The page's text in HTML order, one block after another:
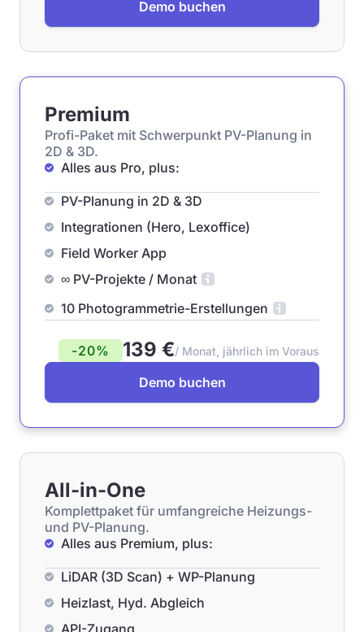
Demo buchen
Premium
Profi-Paket mit Schwerpunkt PV-Planung in
2D & 3D.
Alles aus Pro, plus:
PV-Planung in 2D & 3D
Integrationen (Hero, Lexoffice)
Field Worker App
∞ PV-Projekte / Monat
10 Photogrammetrie-Erstellungen
-20% 139 €/ Monat, jährlich im Voraus
Demo buchen
All-in-One
Komplettpaket für umfangreiche Heizungs-
und PV-Planung.
Alles aus Premium, plus:
LiDAR (3D Scan) + WP-Planung
Heizlast, Hyd. Abgleich
API-Zugang